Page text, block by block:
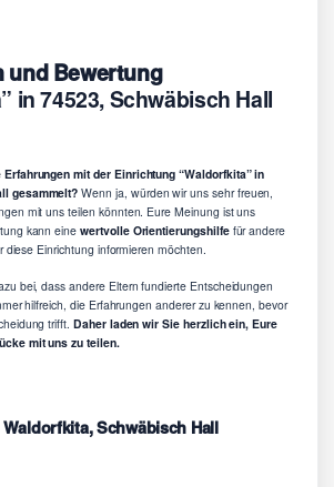
und Bewertung
in 74523, Schwäbisch Hall
mit der Einrichtung “Waldorfkita” in
gesammelt? Wenn ja, würden wir uns sehr freuen,
mit uns teilen könnten. Eure Meinung ist uns
kann einewertvolle Orientierungshilfefür andere
diese Einrichtung informieren möchten.
bei, dass andere Eltern fundierte Entscheidungen
hilfreich, die Erfahrungen anderer zu kennen, bevor
trifft. Daher laden wir Sie herzlich ein, Eure
mit uns zu teilen.
Schwäbisch Hall